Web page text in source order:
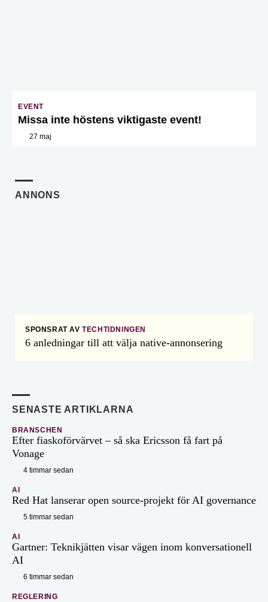
EVENT
Missa inte höstens viktigaste event!
27 maj
ANNONS
SPONSRAT AV TECHTIDNINGEN
6 anledningar till att välja native-annonsering
SENASTE ARTIKLARNA
BRANSCHEN
Efter fiaskoförvärvet – så ska Ericsson få fart på
Vonage
4 timmar sedan
AI
Red Hat lanserar open source-projekt för AI governance
5 timmar sedan
AI
Gartner: Teknikjätten visar vägen inom konversationell
AI
6 timmar sedan
REGLERING